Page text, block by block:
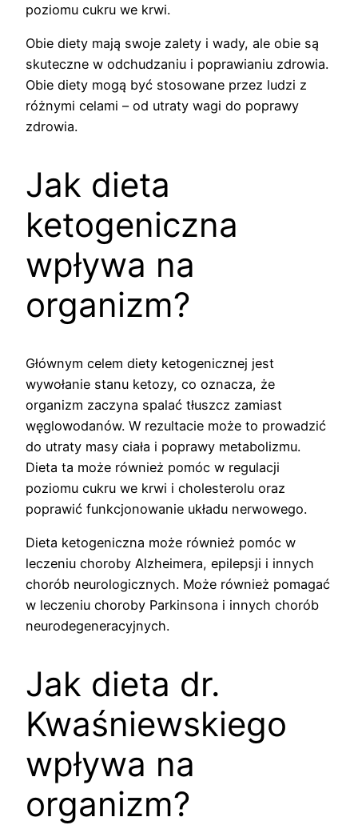
poziomu cukru we krwi.
Obie diety mają swoje zalety i wady, ale obie są
skuteczne w odchudzaniu i poprawianiu zdrowia.
Obie diety mogą być stosowane przez ludzi z
różnymi celami – od utraty wagi do poprawy
zdrowia.
Jak dieta
ketogeniczna
wpływa na
organizm?
Głównym celem diety ketogenicznej jest
wywołanie stanu ketozy, co oznacza, że
organizm zaczyna spalać tłuszcz zamiast
węglowodanów. W rezultacie może to prowadzić
do utraty masy ciała i poprawy metabolizmu.
Dieta ta może również pomóc w regulacji
poziomu cukru we krwi i cholesterolu oraz
poprawić funkcjonowanie układu nerwowego.
Dieta ketogeniczna może również pomóc w
leczeniu choroby Alzheimera, epilepsji i innych
chorób neurologicznych. Może również pomagać
w leczeniu choroby Parkinsona i innych chorób
neurodegeneracyjnych.
Jak dieta dr.
Kwaśniewskiego
wpływa na
organizm?